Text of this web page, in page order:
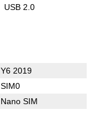
USB 2.0
Y6 2019
SIM0
Nano SIM